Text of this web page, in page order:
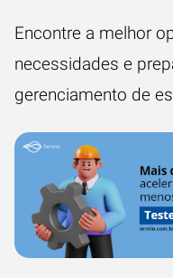
Encontre a melhor
necessidades e
gerenciamento de